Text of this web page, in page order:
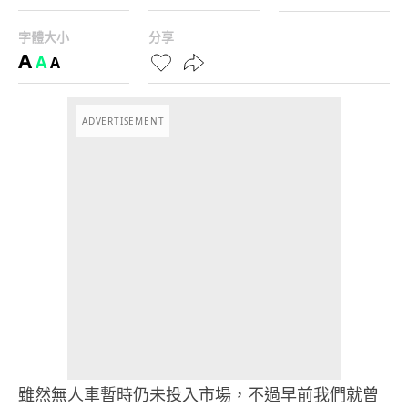
字體大小
AAA
分享
ADVERTISEMENT
雖然無人車暫時仍未投入市場，不過早前我們就曾